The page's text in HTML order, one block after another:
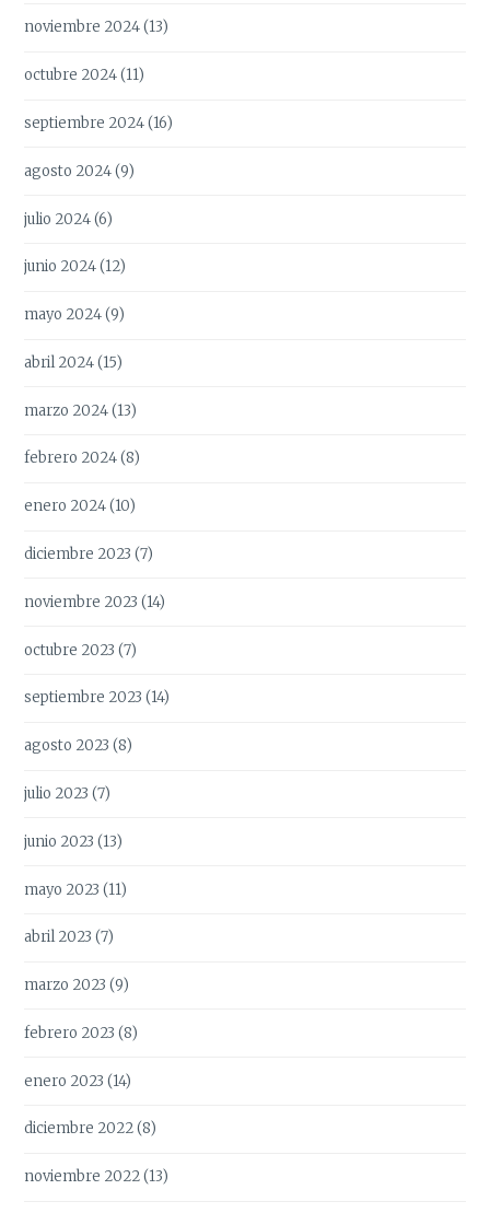
noviembre 2024(13)
octubre 2024(11)
septiembre 2024(16)
agosto 2024(9)
julio 2024(6)
junio 2024(12)
mayo 2024(9)
abril 2024(15)
marzo 2024(13)
febrero 2024(8)
enero 2024(10)
diciembre 2023 (7)
noviembre 2023 (14)
octubre 2023 (7)
septiembre 2023 (14)
agosto 2023 (8)
julio 2023 (7)
junio 2023 (13)
mayo 2023 (11)
abril 2023 (7)
marzo 2023 (9)
febrero 2023 (8)
enero 2023 (14)
diciembre 2022(8)
noviembre 2022(13)